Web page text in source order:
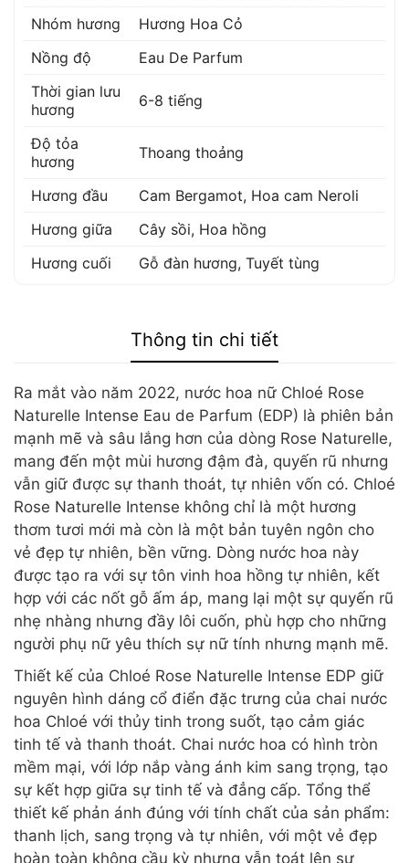
Nhóm hương
Hương Hoa Cỏ
Nồng độ
Eau De Parfum
Thời gian lưu
hương
6-8 tiếng
Độ tỏa
hương
Thoang thoảng
Hương đầu Cam Bergamot, Hoa cam Neroli
Hương giữa
Cây sồi, Hoa hồng
Hương cuối
Gỗ đàn hương, Tuyết tùng
Thông tin chi tiết
Ra mắt vào năm 2022, nước hoa nữ Chloé Rose
Naturelle Intense Eau de Parfum (EDP) là phiên bản
mạnh mẽ và sâu lắng hơn của dòng Rose Naturelle,
mang đến một mùi hương đậm đà, quyến rũ nhưng
vẫn giữ được sự thanh thoát, tự nhiên vốn có. Chloé
Rose Naturelle Intense không chỉ là một hương
thơm tươi mới mà còn là một bản tuyên ngôn cho
vẻ đẹp tự nhiên, bền vững. Dòng nước hoa này
được tạo ra với sự tôn vinh hoa hồng tự nhiên, kết
hợp với các nốt gỗ ấm áp, mang lại một sự quyến rũ
nhẹ nhàng nhưng đầy lôi cuốn, phù hợp cho những
người phụ nữ yêu thích sự nữ tính nhưng mạnh mẽ.
Thiết kế của Chloé Rose Naturelle Intense EDP giữ
nguyên hình dáng cổ điển đặc trưng của chai nước
hoa Chloé với thủy tinh trong suốt, tạo cảm giác
tinh tế và thanh thoát. Chai nước hoa có hình tròn
mềm mại, với lớp nắp vàng ánh kim sang trọng, tạo
sự kết hợp giữa sự tinh tế và đẳng cấp. Tổng thể
thiết kế phản ánh đúng với tính chất của sản phẩm:
thanh lịch, sang trọng và tự nhiên, với một vẻ đẹp
hoàn toàn không cầu kỳ nhưng vẫn toát lên sự